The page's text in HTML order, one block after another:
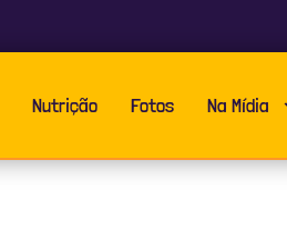
Nutrição Fotos Na Mídia